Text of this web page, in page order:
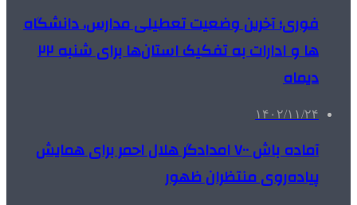
فوری؛ آخرین وضعیت تعطیلی مدارس، دانشگاه
ها و ادارات به تفکیک استان‌ها برای شنبه ۲۲
دیماه
۱۴۰۲/۱۱/۲۴
آماده باش ۷۰۰ امدادگر هلال احمر برای همایش
پیاده‌روی منتظران ظهور